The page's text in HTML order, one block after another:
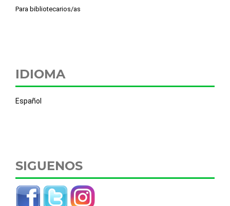
Para bibliotecarios/as
IDIOMA
Español
SIGUENOS